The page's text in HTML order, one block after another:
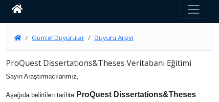
Güncel Duyurular Duyuru Arşivi
ProQuest Dissertations&Theses Veritabanı Eğitimi
Sayın Araştırmacılarımız,
Aşağıda belirtilen tarihte ProQuest Dissertations&Theses